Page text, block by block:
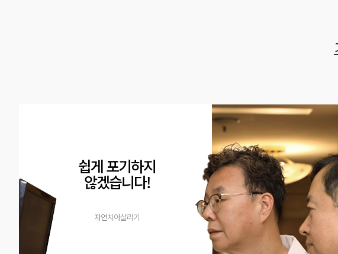
쉽게 포기하지
않겠습니다!
자연치아살리기